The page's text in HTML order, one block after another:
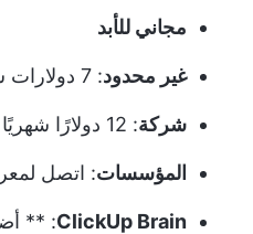
مجاني للأبد
غير محدود: 7 دولارات شهريًا لكل مستخدم
شركة: 12 دولارًا شهريًا لكل مستخدم
المؤسسات: اتصل
ClickUp Brain
: **